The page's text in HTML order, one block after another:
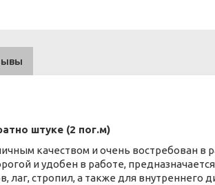
штуке (2 пог.м)
качеством и очень востребован
и удобен в работе,
стропил, а также для внутреннего